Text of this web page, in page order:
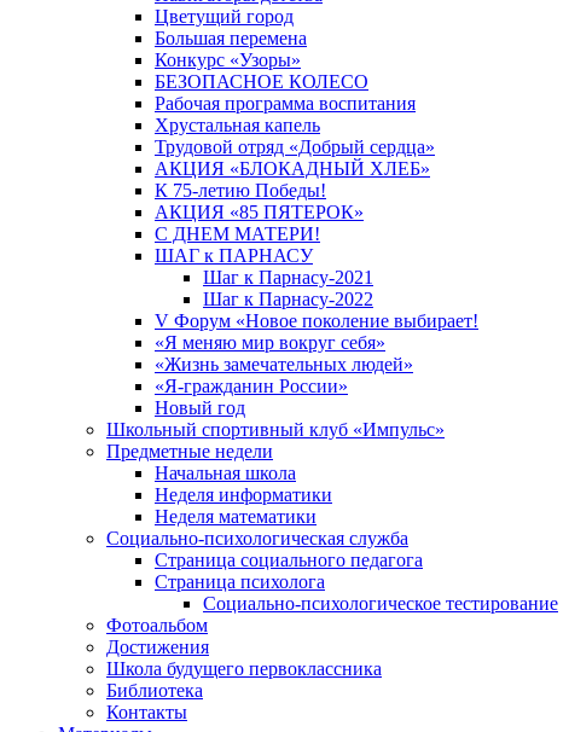
Цветущий город
Большая перемена
Конкурс «Узоры»
БЕЗОПАСНОЕ КОЛЕСО
Рабочая программа воспитания
Хрустальная капель
Трудовой отряд «Добрый сердца»
АКЦИЯ «БЛОКАДНЫЙ ХЛЕБ»
К 75-летию Победы!
АКЦИЯ «85 ПЯТЕРОК»
С ДНЕМ МАТЕРИ!
ШАГ к ПАРНАСУ
Шаг к Парнасу-2021
Шаг к Парнасу-2022
V Форум «Новое поколение выбирает!
«Я меняю мир вокруг себя»
«Жизнь замечательных людей»
«Я-гражданин России»
Новый год
Школьный спортивный клуб «Импульс»
Предметные недели
Начальная школа
Неделя информатики
Неделя математики
Социально-психологическая служба
Страница социального педагога
Страница психолога
Социально-психологическое тестирование
Фотоальбом
Достижения
Школа будущего первоклассника
Библиотека
Контакты